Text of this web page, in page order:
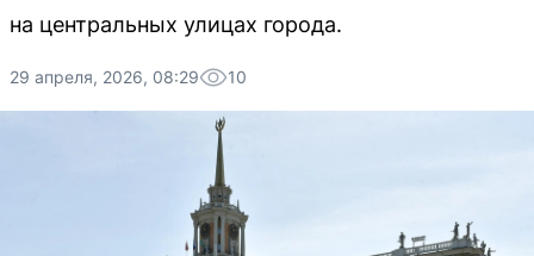
на центральных улицах города.
29 апреля, 2026, 08:29 10